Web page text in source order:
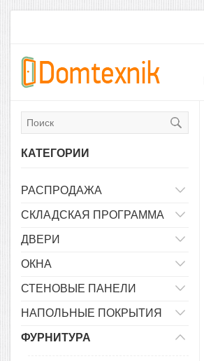
КАТЕГОРИИ
РАСПРОДАЖА
СКЛАДСКАЯ ПРОГРАММА
ДВЕРИ
ОКНА
СТЕНОВЫЕ ПАНЕЛИ
НАПОЛЬНЫЕ ПОКРЫТИЯ
ФУРНИТУРА